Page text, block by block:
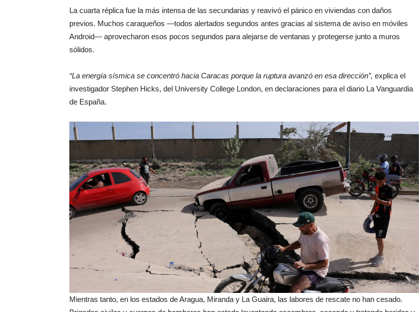
La cuarta réplica fue la más intensa de las secundarias y reavivó el pánico en viviendas con daños
previos. Muchos caraqueños —todos alertados segundos antes gracias al sistema de aviso en móviles
Android— aprovecharon esos pocos segundos para alejarse de ventanas y protegerse junto a muros
sólidos.
“La energía sísmica se concentró hacia Caracas porque la ruptura avanzó en esa dirección”, explica el
investigador Stephen Hicks, del University College London, en declaraciones para el diario La Vanguardia
de España.
Mientras tanto, en los estados de Aragua, Miranda y La Guaira, las labores de rescate no han cesado.